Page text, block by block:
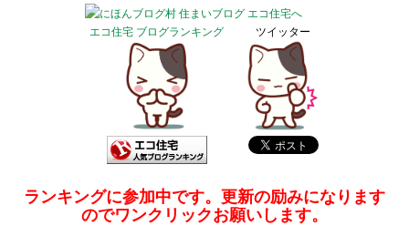
エコ住宅 ブログランキング ツイッター
ランキングに参加中です。更新の励みになります
のでワンクリックお願いします。